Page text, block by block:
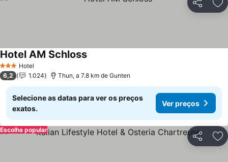
Partilhar
3 EstrelasHotel
Hotel AM Schloss
6,2 1.024 Thun, a 7.8 km de Gunten
Selecione as datas para ver os preços
exatos.
Ver preços
Partilhar
Escolha popular